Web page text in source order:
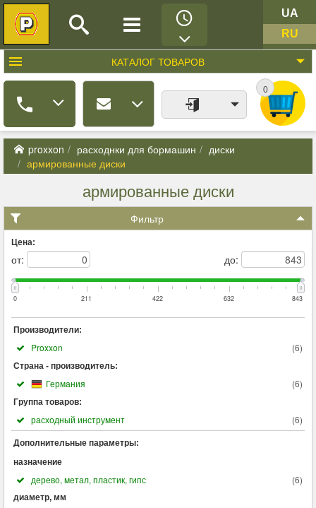
UA
RU
КАТАЛОГ ТОВАРОВ
0
proxxon расходнки для бормашин
диски
армированные диски
армированные диски
Фильтр
Цена:
от: до:
0 211 422 632 843
Производители:
(6)
Proxxon
Страна - производитель:
(6)
Германия
Группа товаров:
(6)
расходный инструмент
Дополнительные параметры:
назначение
(6)
дерево, метал, пластик, гипс
диаметр, мм